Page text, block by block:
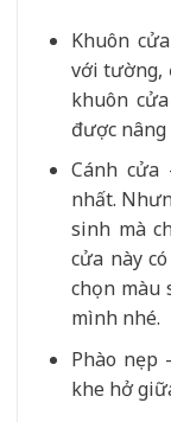
Khuôn
với tường,
khuôn
được
Cánh
nhất.
sinh mà
cửa này
chọn màu
mình nhé.
Phào nẹp
khe hở